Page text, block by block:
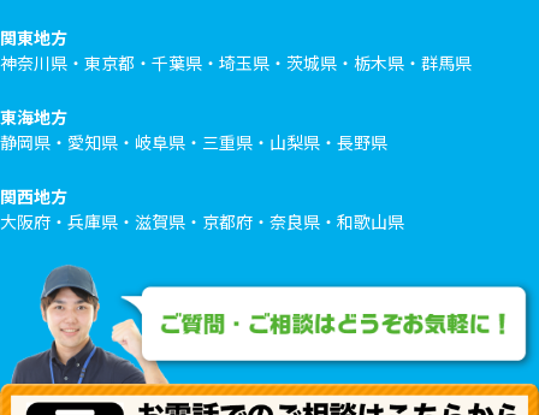
関東地方
神奈川県・東京都・千葉県・埼玉県・茨城県・栃木県・群馬県
東海地方
静岡県・愛知県・岐阜県・三重県・山梨県・長野県
関西地方
大阪府・兵庫県・滋賀県・京都府・奈良県・和歌山県